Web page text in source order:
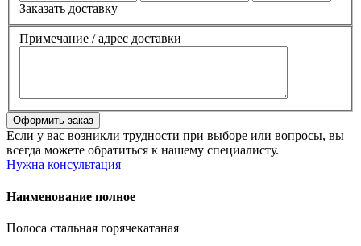
Заказать доставку
Примечание / адрес доставки
Если у вас возникли трудности при выборе или вопросы, вы
всегда можете обратиться к нашему специалисту.
Нужна консультация
Наименование полное
Полоса стальная горячекатаная